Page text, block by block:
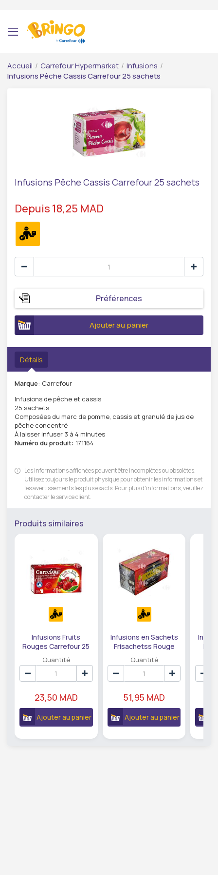
Accueil / Carrefour Hypermarket / Infusions /
Infusions Pêche Cassis Carrefour 25 sachets
Infusions Pêche Cassis Carrefour 25 sachets
Depuis 18,25 MAD
Préférences
Ajouter au panier
Détails
Marque: Carrefour
Infusions de pêche et cassis
25 sachets
Composées du marc de pomme, cassis et granulé de jus de
pêche concentré
À laisser infuser 3 à 4 minutes
Numéro du produit: 171164
Les informations affichées peuvent être incomplètes ou obsolètes.
Utilisez toujours le produit physique pour obtenir les informations et
les avertissements les plus exacts. Pour plus d'informations, veuillez
contacter le service client.
Produits similaires
Infusions Fruits
Rouges Carrefour 25
sachets
Quantité
23,50 MAD
Ajouter au panier
Infusions en Sachets
Frisachetss Rouge
Twinings 25 sachets
Quantité
51,95 MAD
Ajouter au panier